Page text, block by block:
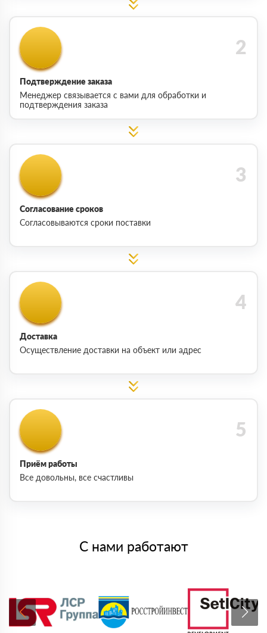
Подтверждение заказа
Менеджер связывается с вами для обработки и
подтверждения заказа
Согласование сроков
Согласовываются сроки поставки
Доставка
Осуществление доставки на объект или адрес
Приём работы
Все довольны, все счастливы
С нами работают